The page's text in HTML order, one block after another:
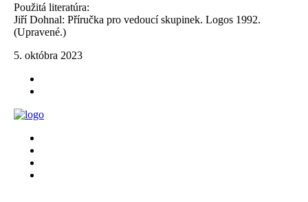
Použitá literatúra:
Jiří Dohnal: Příručka pro vedoucí skupinek. Logos 1992.
(Upravené.)
5. októbra 2023